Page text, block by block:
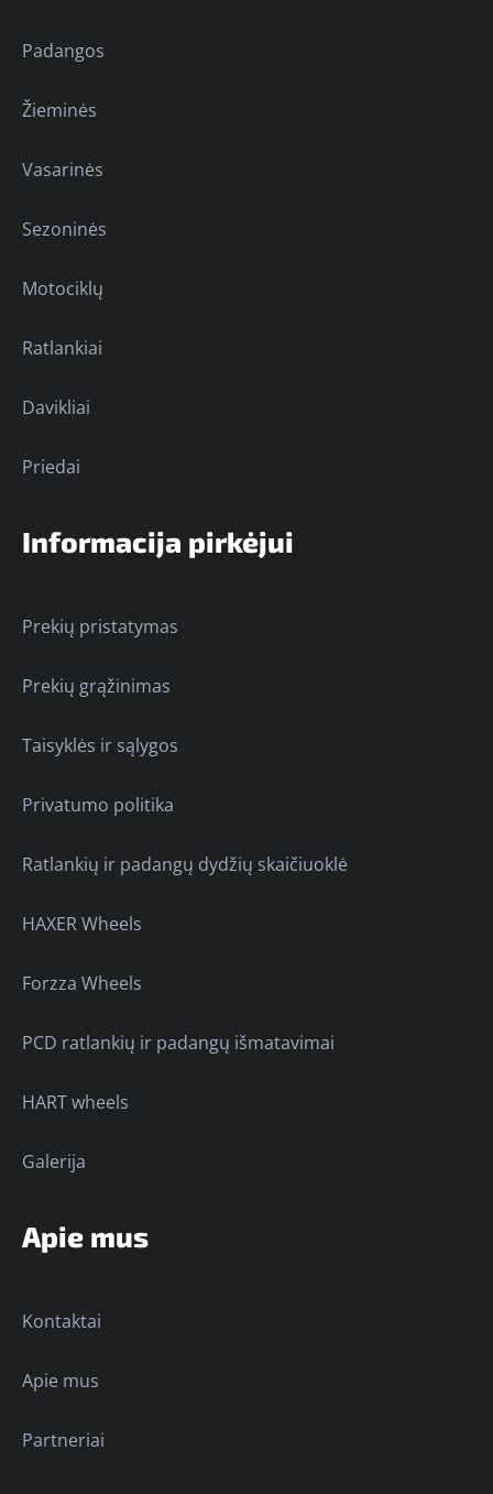
Padangos
Žieminės
Vasarinės
Sezoninės
Motociklų
Ratlankiai
Davikliai
Priedai
Informacija pirkėjui
Prekių pristatymas
Prekių grąžinimas
Taisyklės ir sąlygos
Privatumo politika
Ratlankių ir padangų dydžių skaičiuoklė
HAXER Wheels
Forzza Wheels
PCD ratlankių ir padangų išmatavimai
HART wheels
Galerija
Apie mus
Kontaktai
Apie mus
Partneriai